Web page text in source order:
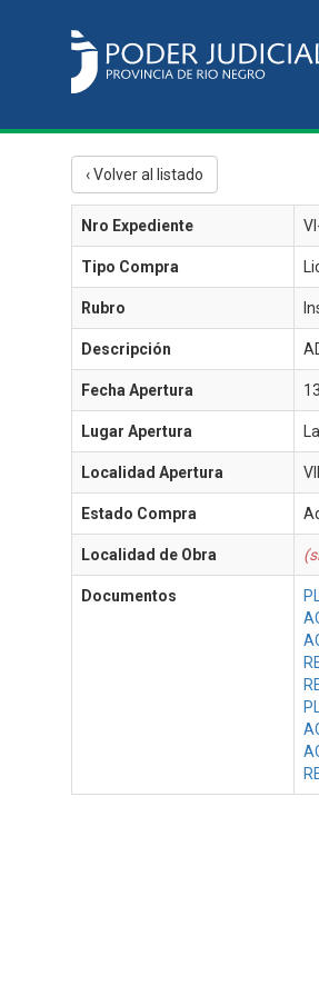
‹ Volver al listado
Nro Expediente
Tipo Compra
Rubro
Descripción
Fecha Apertura
Lugar Apertura
Localidad Apertura
Estado Compra
Localidad de Obra
Documentos